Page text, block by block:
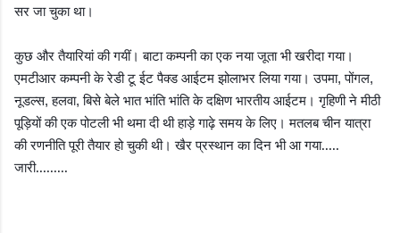
सर जा चुका था।
कुछ और तैयारियां की गयीं। बाटा कम्पनी का एक नया जूता भी खरीदा गया।
एमटीआर कम्पनी के रेडी टू ईट पैक्ड आईटम झोलाभर लिया गया। उपमा,पोंगल,
नूडल्स,हलवा,बिसे बेले भात भांति भांति के दक्षिण भारतीय आईटम। गृहिणी ने मीठी
पूड़ियों की एक पोटली भी थमा दी थी हाड़े गाढ़े समय के लिए। मतलब चीन यात्रा
की रणनीति पूरी तैयार हो चुकी थी। खैर प्रस्थान का दिन भी आ गया.....
जारी.........